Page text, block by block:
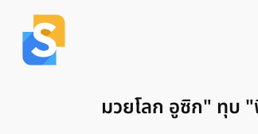
มวยโลก อูซิก" ทุบ